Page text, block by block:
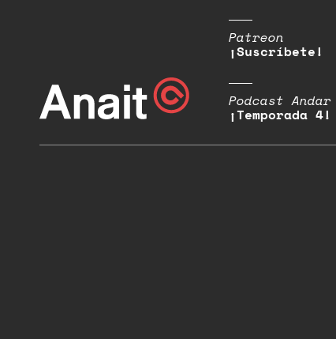
Patreon
¡Suscríbete!
Podcast Andar
¡Temporada 4!